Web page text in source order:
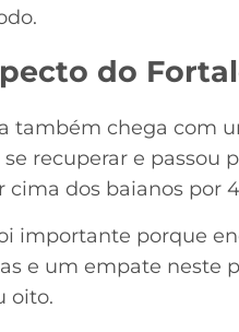
do
também chega com
recuperar e passou
cima dos baianos por 4
importante porque
e um empate neste
oito.